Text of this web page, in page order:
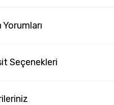
Yorumları
Seçenekleri